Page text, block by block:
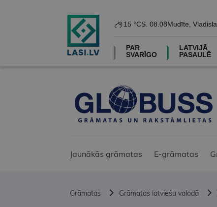
15 °CS. 08.08Mudīte,
PAR
SVARĪGO
LATVIJĀ
PASAULĒ
Jaunākās grāmatas E-grāmatas
Grāmatas Grāmatas latviešu valodā